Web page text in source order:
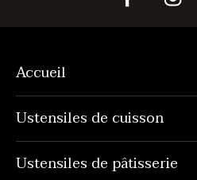
Accueil
Ustensiles de cuisson
Ustensiles de pâtisserie